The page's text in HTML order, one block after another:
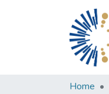
Home